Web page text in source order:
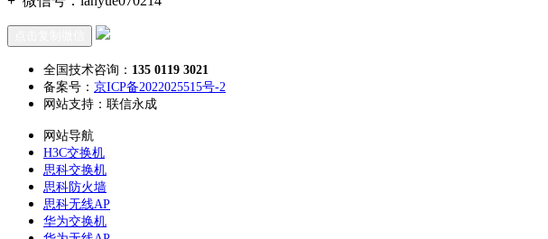
全国技术咨询： 135 0119 3021
备案号： 京ICP备2022025515号-2
网站支持：联信永成
网站导航
H3C交换机
思科交换机
思科防火墙
思科无线AP
华为交换机